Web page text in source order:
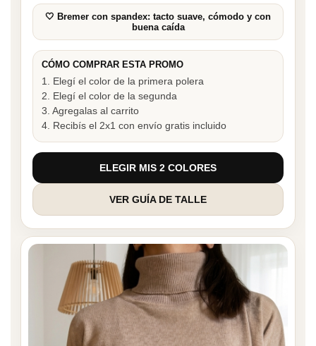
🤍 Bremer con spandex: tacto suave, cómodo y con
buena caída
CÓMO COMPRAR ESTA PROMO
1. Elegí el color de la primera polera
2. Elegí el color de la segunda
3. Agregalas al carrito
4. Recibís el 2x1 con envío gratis incluido
ELEGIR MIS 2 COLORES
VER GUÍA DE TALLE